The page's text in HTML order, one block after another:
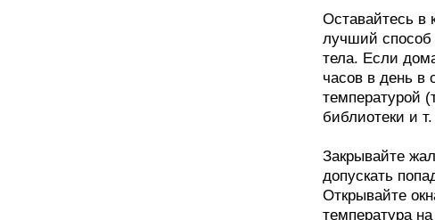
Оставайтесь в
лучший способ
тела. Если
часов в день в
температурой
библиотеки и
Закрывайте
допускать
Открывайте
температура